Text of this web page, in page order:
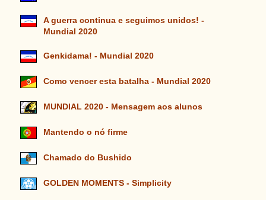
A guerra continua e seguimos unidos! -
Mundial 2020
Genkidama! - Mundial 2020
Como vencer esta batalha - Mundial 2020
MUNDIAL 2020 - Mensagem aos alunos
Mantendo o nó firme
Chamado do Bushido
GOLDEN MOMENTS - Simplicity